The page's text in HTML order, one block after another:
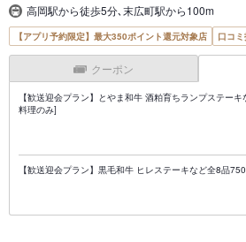
高岡駅から徒歩5分､末広町駅から100m
【アプリ予約限定】最大350ポイント還元対象店 口コ
クーポン
【歓送迎会プラン】とやま和牛 酒粕育ちランプステー
料理のみ]
【歓送迎会プラン】黒毛和牛 ヒレステーキなど全8品